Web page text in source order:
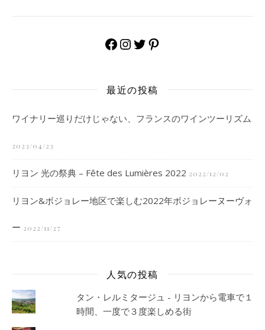
Facebook
Instagram
TwitterPinterest
最近の投稿
ワイナリー巡りだけじゃない、フランスのワインツーリズム
2023/04/23
リヨン 光の祭典 – Fête des Lumières 2022 2022/12/02
リヨン&ボジョレー地区で楽しむ2022年ボジョレーヌーヴォ
ー 2022/11/27
人気の投稿
タン・レルミタージュ - リヨンから電車で１
時間、一度で３度楽しめる街